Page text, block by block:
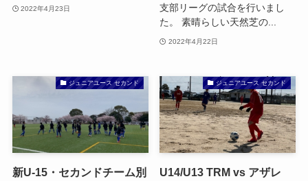
2022年4月23日
支部リーグの試合を行いまし
た。 素晴らしい天然芝の...
2022年4月22日
ジュニアユース セカンド
新U-15・セカンドチーム別
ジュニアユース セカンド
U14/U13 TRM vs アザレ